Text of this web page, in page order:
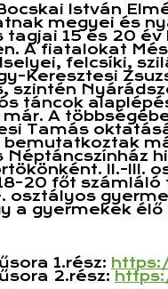
István
megyei és
15 és 20
A fiatalokat
felcsíki,
Keresztesi
táncok
A
Tamás
II.-III.
20 főt számláló
osztályos
a gyermekek
1.rész:
2.rész: